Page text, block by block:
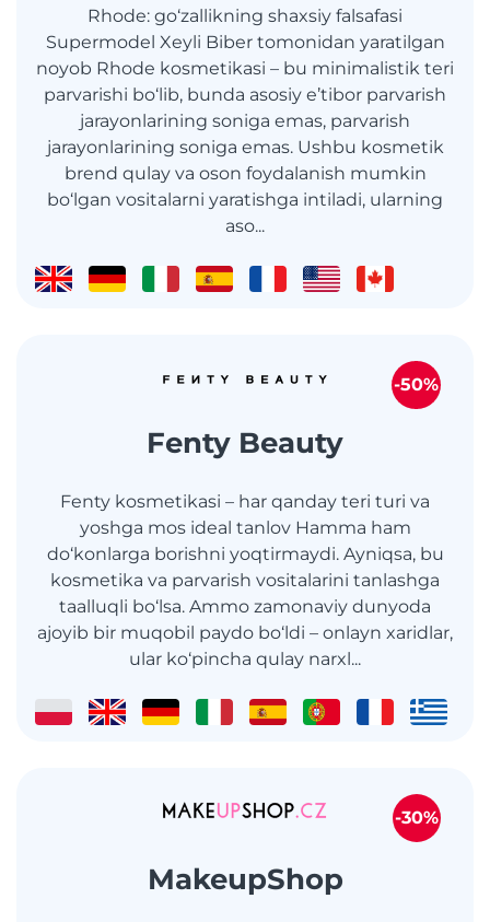
Rhode: go‘zallikning shaxsiy falsafasi
Supermodel Xeyli Biber tomonidan yaratilgan
noyob Rhode kosmetikasi – bu minimalistik teri
parvarishi bo‘lib, bunda asosiy e’tibor parvarish
jarayonlarining soniga emas, parvarish
jarayonlarining soniga emas. Ushbu kosmetik
brend qulay va oson foydalanish mumkin
bo‘lgan vositalarni yaratishga intiladi, ularning
aso...
Fenty Beauty
Fenty kosmetikasi – har qanday teri turi va
yoshga mos ideal tanlov Hamma ham
do‘konlarga borishni yoqtirmaydi. Ayniqsa, bu
kosmetika va parvarish vositalarini tanlashga
taalluqli bo‘lsa. Ammo zamonaviy dunyoda
ajoyib bir muqobil paydo bo‘ldi – onlayn xaridlar,
ular ko‘pincha qulay narxl...
-50%
MakeupShop
-30%